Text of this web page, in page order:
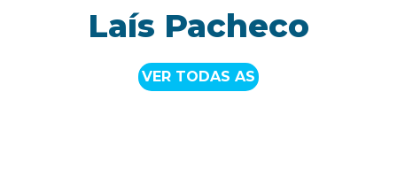
Laís Pacheco
VER TODAS AS